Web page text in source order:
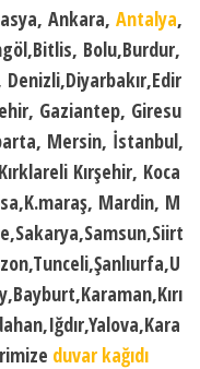
Ankara, Antalya,
Bolu,Burdur,
Gaziantep, Giresu
Mersin, İstanbul,
Kırşehir, Koca
Mardin, M
duvar kağıdı